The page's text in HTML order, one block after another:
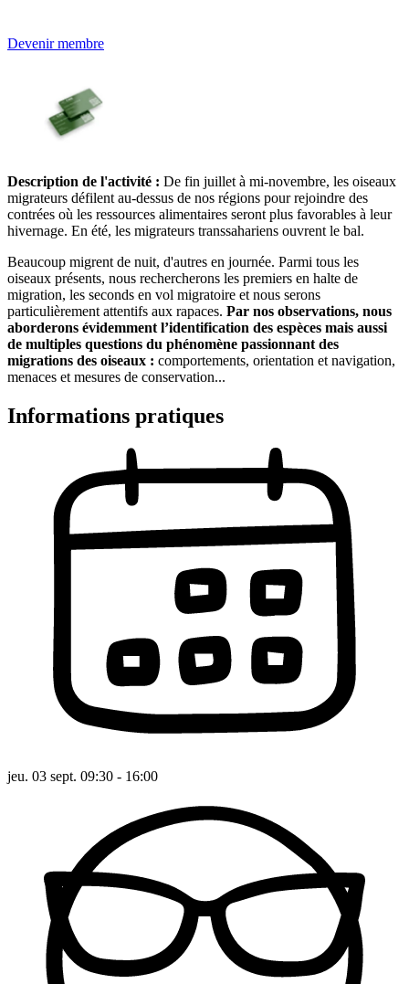
Devenir membre
Description de l'activité : De fin juillet à mi-novembre, les oiseaux
migrateurs défilent au-dessus de nos régions pour rejoindre des
contrées où les ressources alimentaires seront plus favorables à leur
hivernage. En été, les migrateurs transsahariens ouvrent le bal.
Beaucoup migrent de nuit, d'autres en journée. Parmi tous les
oiseaux présents, nous rechercherons les premiers en halte de
migration, les seconds en vol migratoire et nous serons
particulièrement attentifs aux rapaces. Par nos observations, nous
aborderons évidemment l’identification des espèces mais aussi
de multiples questions du phénomène passionnant des
migrations des oiseaux : comportements, orientation et navigation,
menaces et mesures de conservation...
Informations pratiques
jeu. 03 sept. 09:30 - 16:00